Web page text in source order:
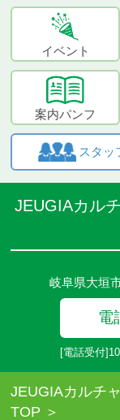
イベント
案内パンフ
スタッ
JEUGIAカル
岐阜県大垣
電
[電話受付
JEUGIAカルチ
TOP